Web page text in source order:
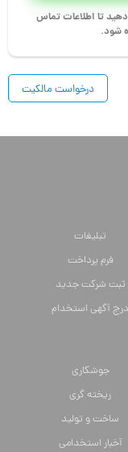
تا اطلاعات تماس
شود.
درخواست مالکیت
تبلیغات
فرم پرداخت
ثبت شرکت جدید
درج آگهی استخدام
جوشکاری
ریخته گری
ساخت و تولید
آخبار استخدامی